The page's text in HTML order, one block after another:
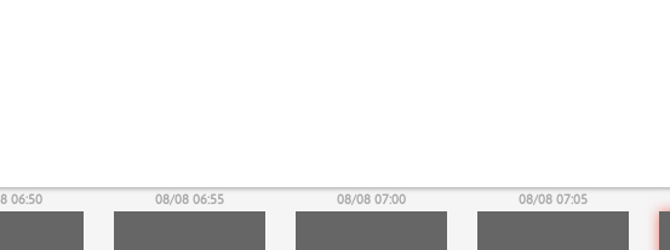
06:50 08/08 06:55 08/08 07:00 08/08 07:05